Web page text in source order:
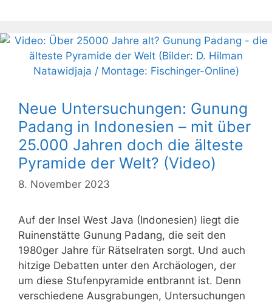
Neue Untersuchungen: Gunung
Padang in Indonesien – mit über
25.000 Jahren doch die älteste
Pyramide der Welt? (Video)
8. November 2023
Auf der Insel West Java (Indonesien) liegt die
Ruinenstätte Gunung Padang, die seit den
1980ger Jahre für Rätselraten sorgt. Und auch
hitzige Debatten unter den Archäologen, der
um diese Stufenpyramide entbrannt ist. Denn
verschiedene Ausgrabungen, Untersuchungen